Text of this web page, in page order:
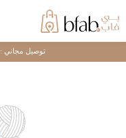
توصيل مجاني :